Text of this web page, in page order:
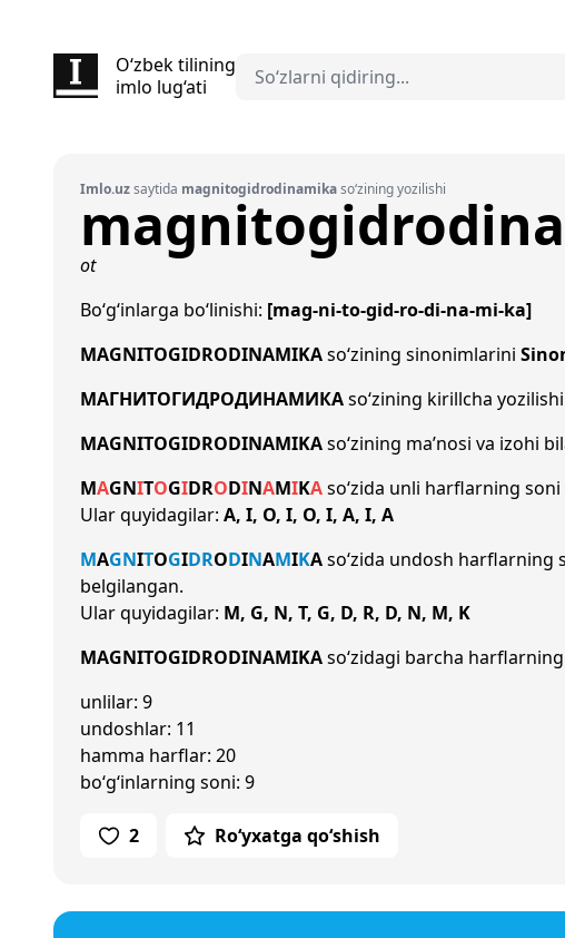
O‘zbek tilining
imlo lug‘ati
Imlo.uzsaytida magnitogidrodinamikaso‘zining yozilishi
ot
Bo‘g‘inlarga bo‘linishi: [mag-ni-to-gid-ro-di-na-mi-ka]
MAGNITOGIDRODINAMIKAso‘zining sinonimlarini
МАГНИТОГИДРОДИНАМИКАso‘zining kirillcha yozilishi
MAGNITOGIDRODINAMIKAso‘zining ma’nosi va izohi
MAGNITOGIDRODINAMIKAso‘zida unli harflarning soni
Ular quyidagilar: A, I, O, I, O, I, A, I, A
MAGNITOGIDRODINAMIKAso‘zida undosh harflarning
belgilangan.
Ular quyidagilar: M, G, N, T, G, D, R, D, N, M, K
MAGNITOGIDRODINAMIKAso‘zidagi barcha
unlilar: 9
undoshlar: 11
hamma harflar: 20
bo‘g‘inlarning soni: 9
2 Ro‘yxatga qo‘shish